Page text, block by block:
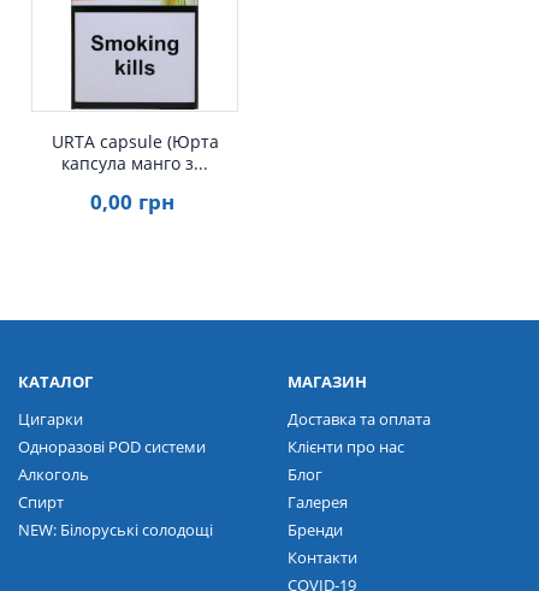
Швидкий перегляд
URTA capsule (Юрта
капсула манго з...
0,00 грн
КАТАЛОГ
Цигарки
Одноразові POD системи
Алкоголь
Спирт
NEW: Білоруські солодощі
МАГАЗИН
Доставка та оплата
Клієнти про нас
Блог
Галерея
Бренди
Контакти
COVID-19